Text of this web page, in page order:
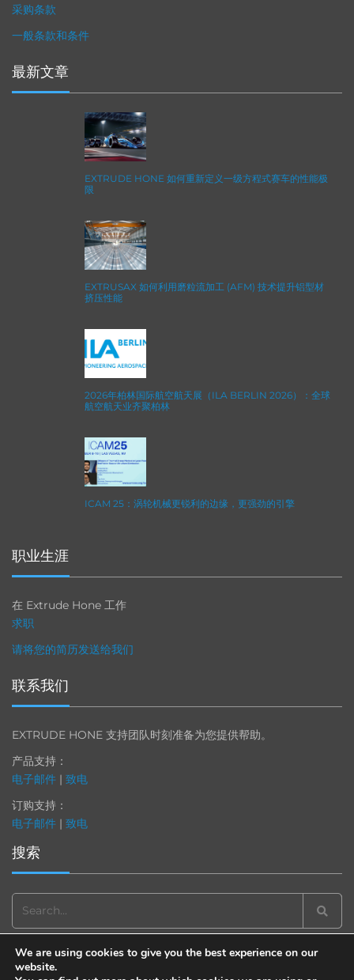
采购条款
一般条款和条件
最新文章
EXTRUDE HONE 如何重新定义一级方程式赛车的性能极
限
EXTRUSAX 如何利用磨粒流加工 (AFM) 技术提升铝型材
挤压性能
2026年柏林国际航空航天展（ILA BERLIN 2026）：全球
航空航天业齐聚柏林
ICAM 25：涡轮机械更锐利的边缘，更强劲的引擎
职业生涯
在 Extrude Hone 工作
求职
请将您的简历发送给我们
联系我们
EXTRUDE HONE 支持团队时刻准备为您提供帮助。
产品支持：
电子邮件 | 致电
订购支持：
电子邮件 | 致电
搜索
We are using cookies to give you the best experience on our
website.